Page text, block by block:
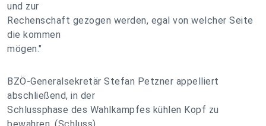
und zur
Rechenschaft gezogen werden, egal von welcher Seite
die kommen
mögen."
BZÖ-Generalsekretär Stefan Petzner appelliert
abschließend, in der
Schlussphase des Wahlkampfes kühlen Kopf zu